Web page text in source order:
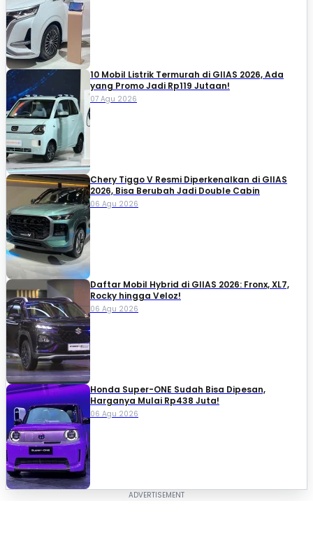
10 Mobil Listrik Termurah di GIIAS 2026, Ada
yang Promo Jadi Rp119 Jutaan!
07 Agu 2026
Chery Tiggo V Resmi Diperkenalkan di GIIAS
2026, Bisa Berubah Jadi Double Cabin
06 Agu 2026
Daftar Mobil Hybrid di GIIAS 2026: Fronx, XL7,
Rocky hingga Veloz!
06 Agu 2026
Honda Super-ONE Sudah Bisa Dipesan,
Harganya Mulai Rp438 Juta!
06 Agu 2026